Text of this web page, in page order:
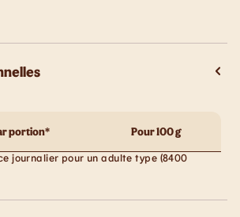
portion* Pour 100 g
journalier pour un adulte type (8400